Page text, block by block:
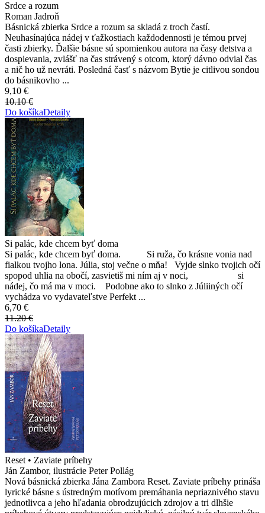
Srdce a rozum
Roman Jadroň
Básnická zbierka Srdce a rozum sa skladá z troch častí.
Neuhasínajúca nádej v ťažkostiach každodennosti je témou prvej
časti zbierky. Ďalšie básne sú spomienkou autora na časy detstva a
dospievania, zvlášť na čas strávený s otcom, ktorý dávno odvial čas
a nič ho už nevráti. Posledná časť s názvom Bytie je citlivou sondou
do básnikovho ...
9,10 €
10.10 €
Do košíkaDetaily
Si palác, kde chcem byť doma
Si palác, kde chcem byť doma. Si ruža, čo krásne vonia nad
fialkou tvojho lona. Júlia, stoj večne o mňa! Vyjde slnko tvojich očí
spopod uhlia na obočí, zasvietiš mi ním aj v noci, si
nádej, čo má ma v moci. Podobne ako to slnko z Júliiných očí
vychádza vo vydavateľstve Perfekt ...
6,70 €
11.20 €
Do košíkaDetaily
Reset • Zaviate príbehy
Ján Zambor, ilustrácie Peter Pollág
Nová básnická zbierka Jána Zambora Reset. Zaviate príbehy prináša
lyrické básne s ústredným motívom premáhania nepriaznivého stavu
jednotlivca a jeho hľadania obrodzujúcich zdrojov a tri dlhšie